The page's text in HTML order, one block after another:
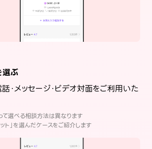
選ぶ
話・メッセージ・ビデオ対面をご利用いた
選べる相談方法は異なります
ト」を選んだケースをご紹介します